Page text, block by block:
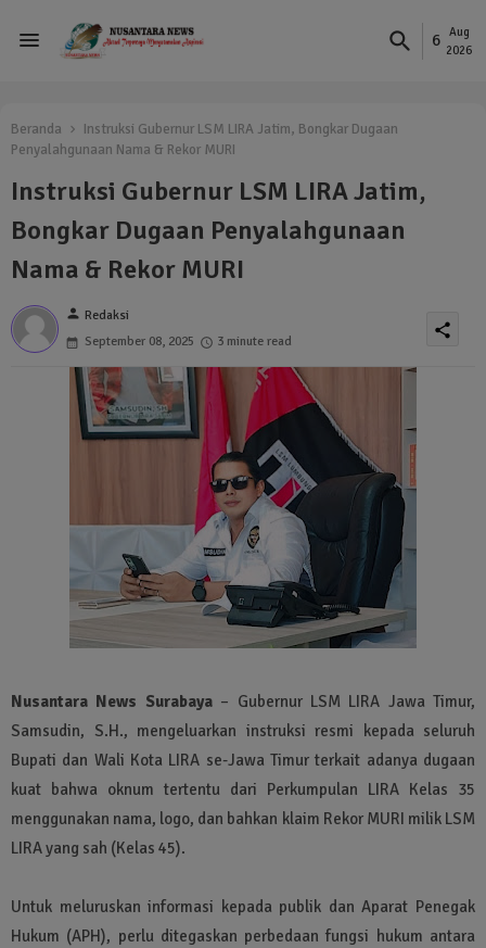
6
Aug
2026
Beranda
Instruksi Gubernur LSM LIRA Jatim, Bongkar Dugaan
Penyalahgunaan Nama & Rekor MURI
Instruksi Gubernur LSM LIRA Jatim,
Bongkar Dugaan Penyalahgunaan
Nama & Rekor MURI
person Redaksi
September 08, 2025
3 minute read
share
Nusantara News Surabaya– Gubernur LSM LIRA Jawa Timur,
Samsudin, S.H., mengeluarkan instruksi resmi kepada seluruh
Bupati dan Wali Kota LIRA se-Jawa Timur terkait adanya dugaan
kuat bahwa oknum tertentu dari Perkumpulan LIRA Kelas 35
menggunakan nama, logo, dan bahkan klaim Rekor MURI milik LSM
LIRA yang sah (Kelas 45).
Untuk meluruskan informasi kepada publik dan Aparat Penegak
Hukum (APH), perlu ditegaskan perbedaan fungsi hukum antara